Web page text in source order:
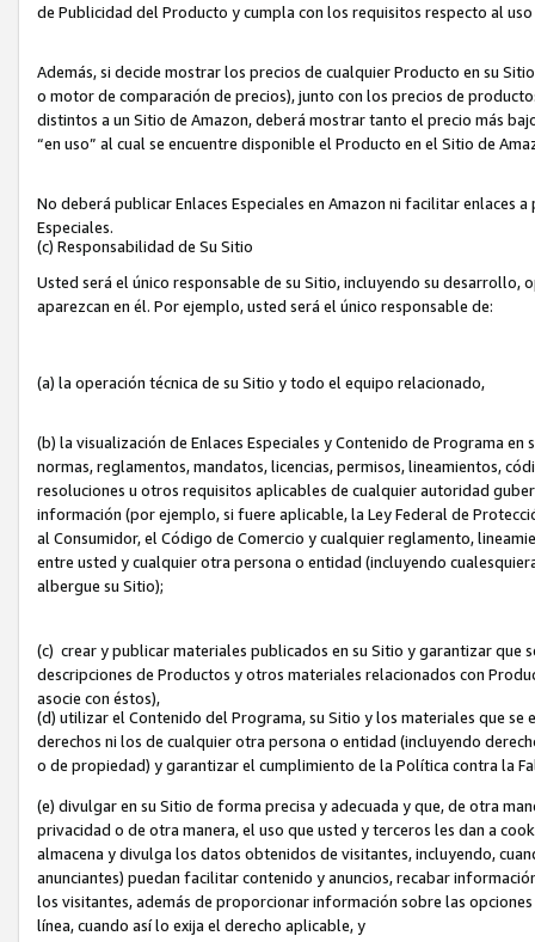
de Publicidad del Producto y cumpla con los requisitos respecto al uso
Además, si decide mostrar los precios de cualquier Producto en su
o motor de comparación de precios), junto con los precios de
distintos a un Sitio de Amazon, deberá mostrar tanto el precio más
“en uso” al cual se encuentre disponible el Producto en el Sitio de
No deberá publicar Enlaces Especiales en Amazon ni facilitar enlaces
Especiales.
(c) Responsabilidad de Su Sitio
Usted será el único responsable de su Sitio, incluyendo su
aparezcan en él. Por ejemplo, usted será el único responsable de:
(a) la operación técnica de su Sitio y todo el equipo relacionado,
(b) la visualización de Enlaces Especiales y Contenido de Programa
normas, reglamentos, mandatos, licencias, permisos, lineamientos,
resoluciones u otros requisitos aplicables de cualquier autoridad
información (por ejemplo, si fuere aplicable, la Ley Federal de
al Consumidor, el Código de Comercio y cualquier reglamento,
entre usted y cualquier otra persona o entidad (incluyendo
albergue su Sitio);
(c) crear y publicar materiales publicados en su Sitio y garantizar que
descripciones de Productos y otros materiales relacionados con
asocie con éstos),
(d) utilizar el Contenido del Programa, su Sitio y los materiales que se
derechos ni los de cualquier otra persona o entidad (incluyendo
o de propiedad) y garantizar el cumplimiento de la Política contra la
(e) divulgar en su Sitio de forma precisa y adecuada y que, de otra
privacidad o de otra manera, el uso que usted y terceros les dan a
almacena y divulga los datos obtenidos de visitantes, incluyendo,
anunciantes) puedan facilitar contenido y anuncios, recabar
los visitantes, además de proporcionar información sobre las
línea, cuando así lo exija el derecho aplicable, y